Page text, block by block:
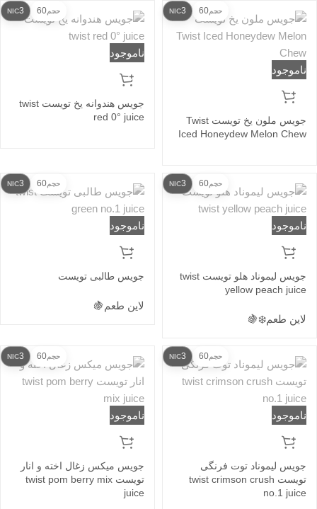
حجم60
3
NIC
ناموجود
جویس ملون یخ تویست Twist
Iced Honeydew Melon Chew
حجم60
3
NIC
ناموجود
جویس هندوانه یخ تویست twist
red 0° juice
حجم60
3
NIC
ناموجود
جویس لیموناد هلو تویست twist
yellow peach juice
لاین طعم❄️
🍇
حجم60
3
NIC
ناموجود
جویس طالبی تویست
لاین طعم 🍇
حجم60
3
NIC
ناموجود
جویس لیموناد توت فرنگی
تویست twist crimson crush
no.1 juice
حجم60
3
NIC
ناموجود
جویس میکس زغال اخته و انار
تویست twist pom berry mix
juice